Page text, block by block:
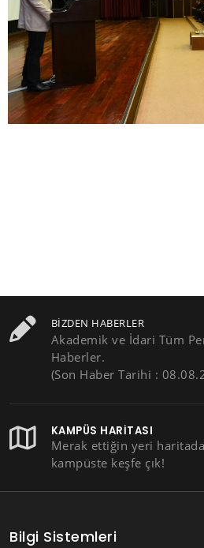
BIZDEN HABERLER
Akademik ve İdari Tüm
Haberler.
(Son Haber Tarihi :
KAMPÜS HARITASI
Merak ettiğin yeri
kampüste keşfe çık!
Bilgi Sistemleri